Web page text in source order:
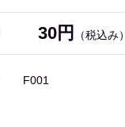
30円 （税込み）
F001